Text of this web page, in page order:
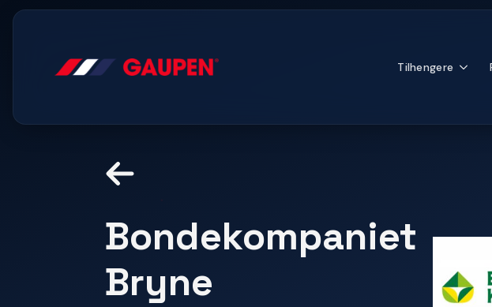
Tilhengere
Bondekompaniet
Bryne